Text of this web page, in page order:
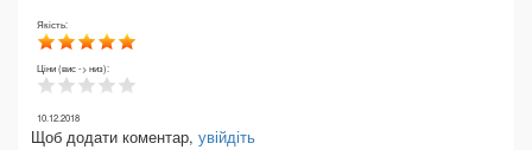
Якість:
Ціни (вис -> низ):
10.12.2018
Щоб додати коментар, увійдіть